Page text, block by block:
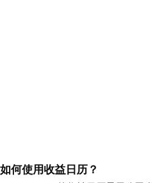
如何使用收益日历？